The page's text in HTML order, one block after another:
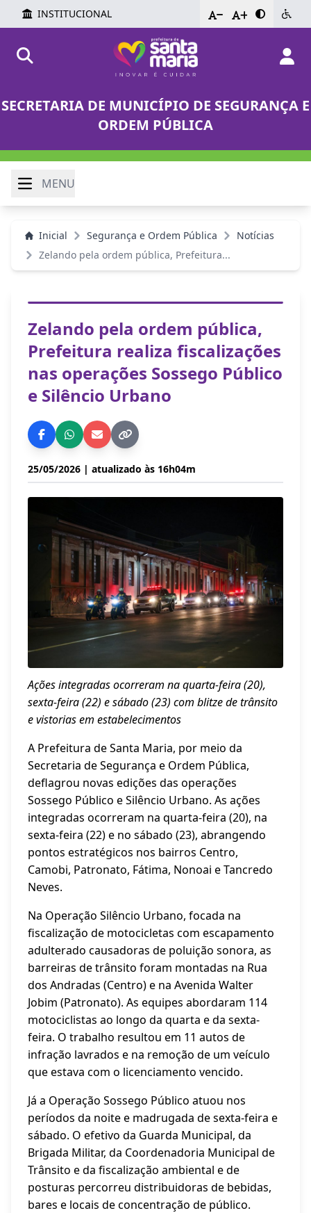
INSTITUCIONAL - +
SECRETARIA DE MUNICÍPIO DE SEGURANÇA E
ORDEM PÚBLICA
MENU
Inicial Segurança e Ordem Pública
Notícias
Zelando pela ordem pública, Prefeitura...
Zelando pela ordem pública,
Prefeitura realiza fiscalizações
nas operações Sossego Público
e Silêncio Urbano
25/05/2026 | atualizado às 16h04m
Ações integradas ocorreram na quarta-feira (20),
sexta-feira (22) e sábado (23) com blitze de trânsito
e vistorias em estabelecimentos
A Prefeitura de Santa Maria, por meio da
Secretaria de Segurança e Ordem Pública,
deflagrou novas edições das operações
Sossego Público e Silêncio Urbano. As ações
integradas ocorreram na quarta-feira (20), na
sexta-feira (22) e no sábado (23), abrangendo
pontos estratégicos nos bairros Centro,
Camobi, Patronato, Fátima, Nonoai e Tancredo
Neves.
Na Operação Silêncio Urbano, focada na
fiscalização de motocicletas com escapamento
adulterado causadoras de poluição sonora, as
barreiras de trânsito foram montadas na Rua
dos Andradas (Centro) e na Avenida Walter
Jobim (Patronato). As equipes abordaram 114
motociclistas ao longo da quarta e da sexta-
feira. O trabalho resultou em 11 autos de
infração lavrados e na remoção de um veículo
que estava com o licenciamento vencido.
Já a Operação Sossego Público atuou nos
períodos da noite e madrugada de sexta-feira e
sábado. O efetivo da Guarda Municipal, da
Brigada Militar, da Coordenadoria Municipal de
Trânsito e da fiscalização ambiental e de
posturas percorreu distribuidoras de bebidas,
bares e locais de concentração de público.